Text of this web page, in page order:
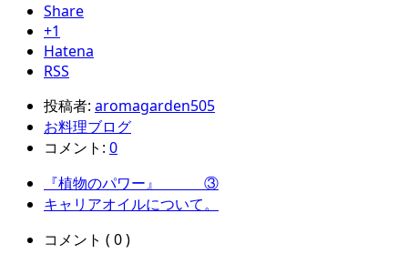
Share
+1
Hatena
RSS
投稿者: aromagarden505
お料理ブログ
コメント: 0
『植物のパワー』 ③
キャリアオイルについて。
コメント ( 0 )